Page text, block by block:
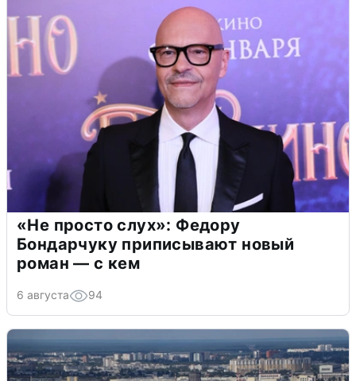
«Не просто слух»: Федору
Бондарчуку приписывают новый
роман — с кем
6 августа 94